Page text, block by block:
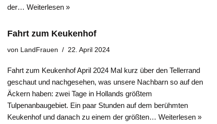
der… Weiterlesen »
Fahrt zum Keukenhof
von LandFrauen 22. April 2024
Fahrt zum Keukenhof April 2024 Mal kurz über den Tellerrand
geschaut und nachgesehen, was unsere Nachbarn so auf den
Äckern haben: zwei Tage in Hollands größtem
Tulpenanbaugebiet. Ein paar Stunden auf dem berühmten
Keukenhof und danach zu einem der größten… Weiterlesen »